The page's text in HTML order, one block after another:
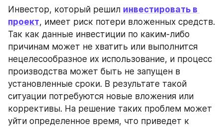
Инвестор, который решил инвестировать в
проект, имеет риск потери вложенных средств.
Так как данные инвестиции по каким-либо
причинам может не хватить или выполнится
нецелесообразное их использование, и процесс
производства может быть не запущен в
установленные сроки. В результате такой
ситуации потребуются новые вложения или
коррективы. На решение таких проблем может
уйти определенное время, что приведет к